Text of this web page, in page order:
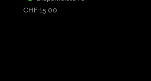
CHF 15.00